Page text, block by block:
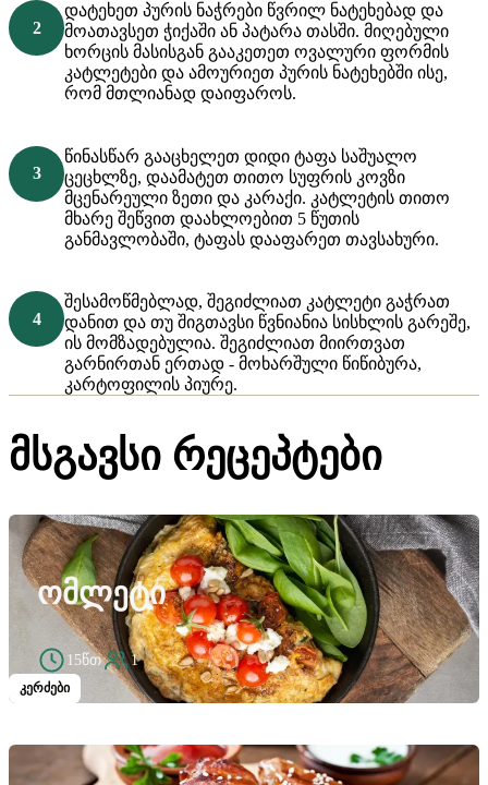
დატეხეთ პურის ნაჭრები წვრილ ნატეხებად და
მოათავსეთ ჭიქაში ან პატარა თასში. მიღებული
ხორცის მასისგან გააკეთეთ ოვალური ფორმის
კატლეტები და ამოურიეთ პურის ნატეხებში ისე,
რომ მთლიანად დაიფაროს.
წინასწარ გააცხელეთ დიდი ტაფა საშუალო
ცეცხლზე, დაამატეთ თითო სუფრის კოვზი
მცენარეული ზეთი და კარაქი. კატლეტის თითო
მხარე შეწვით დაახლოებით 5 წუთის
განმავლობაში, ტაფას დააფარეთ თავსახური.
შესამოწმებლად, შეგიძლიათ კატლეტი გაჭრათ
დანით და თუ შიგთავსი წვნიანია სისხლის გარეშე,
ის მომზადებულია. შეგიძლიათ მიირთვათ
გარნირთან ერთად - მოხარშული წიწიბურა,
კარტოფილის პიურე.
მსგავსი რეცეპტები
კერძები
ᲝᲛᲚᲔᲢᲘ
15წთ 1